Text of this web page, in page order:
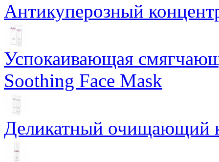
Антикуперозный
Успокаивающая
Soothing Face Mask
Деликатный очищающий